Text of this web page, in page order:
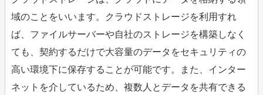
域のことをいいます。クラウドストレージを利用すれ
ば、ファイルサーバーや自社のストレージを構築しなく
ても、契約するだけで大容量のデータをセキュリティの
高い環境下に保存することが可能です。また、インター
ネットを介しているため、複数人とデータを共有できる